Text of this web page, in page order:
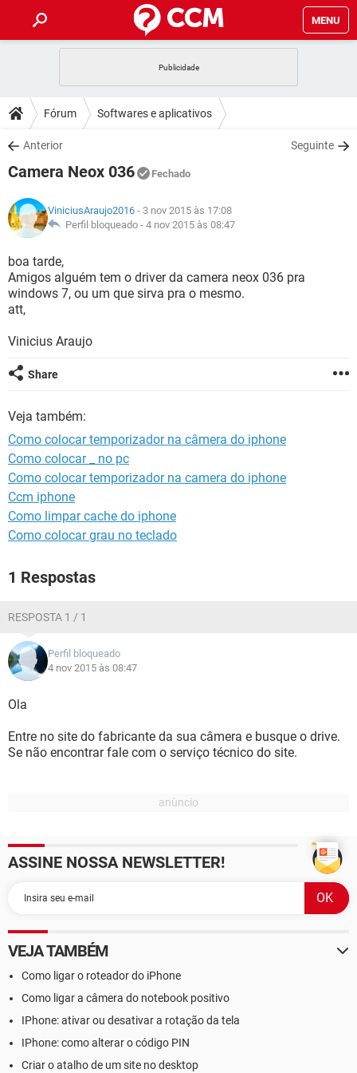
MENU
CELULAR FACEBOOK
OUTLOOK
INSTAGRAM
GUIA DE COMPRAS
DICAS
JOGOS WHATSAPP
INSTAGRAM GMAIL
GUIA DE COMPRAS
DOWNLOADS
JOGOS
CELULAR
OUTLOOK EXCEL
INSTAGRAM
GUIA DE COMPRAS
JOGOS WHATSAPP
CELULAR
OUTLOOK
INSTAGRAM GMAIL
GLOSSÁRIO
CELULAR FACEBOOK
OUTLOOK
INSTAGRAM
GUIA DE COMPRAS
Fórum Softwares e aplicativos
Anterior Seguinte
Camera Neox 036 Fechado
ViniciusAraujo2016 - 3 nov 2015 às 17:08
Perfil bloqueado - 4 nov 2015 às 08:47
boa tarde,
Amigos alguém tem o driver da camera neox 036 pra
windows 7, ou um que sirva pra o mesmo.
att,
Vinicius Araujo
Share
Veja também:
Como colocar temporizador na câmera do iphone
Como colocar _ no pc
Como colocar temporizador na camera do iphone
Ccm iphone
Como limpar cache do iphone
Como colocar grau no teclado
1 Respostas
RESPOSTA 1 / 1
Perfil bloqueado
4 nov 2015 às 08:47
Ola
Entre no site do fabricante da sua câmera e busque o drive.
Se não encontrar fale com o serviço técnico do site.
ASSINE NOSSA NEWSLETTER!
VEJA TAMBÉM
Como ligar o roteador do iPhone
Como ligar a câmera do notebook positivo
IPhone: ativar ou desativar a rotação da tela
IPhone: como alterar o código PIN
Criar o atalho de um site no desktop